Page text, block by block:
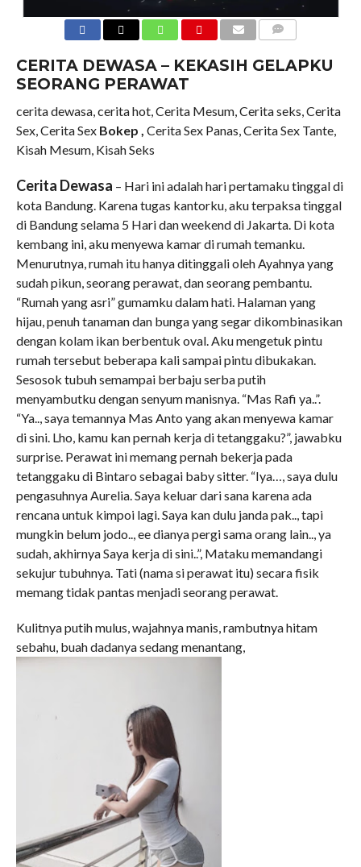
CERITA DEWASA – KEKASIH GELAPKU
SEORANG PERAWAT
cerita dewasa, cerita hot, Cerita Mesum, Cerita seks, Cerita
Sex, Cerita Sex Bokep , Cerita Sex Panas, Cerita Sex Tante,
Kisah Mesum, Kisah Seks
Cerita Dewasa – Hari ini adalah hari pertamaku tinggal di
kota Bandung. Karena tugas kantorku, aku terpaksa tinggal
di Bandung selama 5 Hari dan weekend di Jakarta. Di kota
kembang ini, aku menyewa kamar di rumah temanku.
Menurutnya, rumah itu hanya ditinggali oleh Ayahnya yang
sudah pikun, seorang perawat, dan seorang pembantu.
“Rumah yang asri” gumamku dalam hati. Halaman yang
hijau, penuh tanaman dan bunga yang segar dikombinasikan
dengan kolam ikan berbentuk oval. Aku mengetuk pintu
rumah tersebut beberapa kali sampai pintu dibukakan.
Sesosok tubuh semampai berbaju serba putih
menyambutku dengan senyum manisnya. “Mas Rafi ya..”.
“Ya.., saya temannya Mas Anto yang akan menyewa kamar
di sini. Lho, kamu kan pernah kerja di tetanggaku?”, jawabku
surprise. Perawat ini memang pernah bekerja pada
tetanggaku di Bintaro sebagai baby sitter. “Iya…, saya dulu
pengasuhnya Aurelia. Saya keluar dari sana karena ada
rencana untuk kimpoi lagi. Saya kan dulu janda pak.., tapi
mungkin belum jodo.., ee dianya pergi sama orang lain.., ya
sudah, akhirnya Saya kerja di sini..”, Mataku memandangi
sekujur tubuhnya. Tati (nama si perawat itu) secara fisik
memang tidak pantas menjadi seorang perawat.
Kulitnya putih mulus, wajahnya manis, rambutnya hitam
sebahu, buah dadanya sedang menantang,